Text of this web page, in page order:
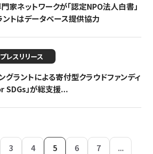
家ネットワークが「認定NPO法人白書」
ントはデータベース提供協力
プレスリリース
グラントによる寄付型クラウドファンディ
SDGs」が総支援...
3 4 5 6 7
...